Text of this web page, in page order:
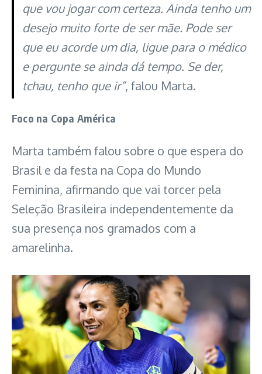
que vou jogar com certeza. Ainda tenho um
desejo muito forte de ser mãe. Pode ser
que eu acorde um dia, ligue para o médico
e pergunte se ainda dá tempo. Se der,
tchau, tenho que ir”, falou Marta.
Foco na Copa América
Marta também falou sobre o que espera do
Brasil e da festa na Copa do Mundo
Feminina, afirmando que vai torcer pela
Seleção Brasileira independentemente da
sua presença nos gramados com a
amarelinha.